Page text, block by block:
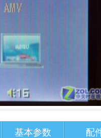
基本参数 配